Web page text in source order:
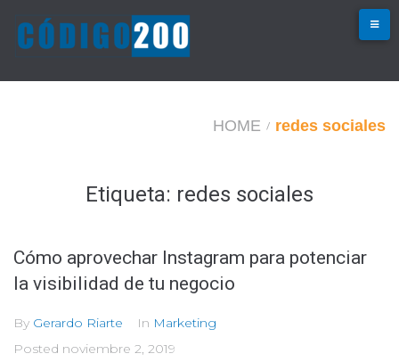
HOME / redes sociales
Etiqueta: redes sociales
Cómo aprovechar Instagram para potenciar
la visibilidad de tu negocio
By Gerardo Riarte In Marketing
Posted noviembre 2, 2019